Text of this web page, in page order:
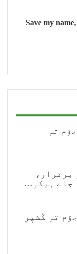
Save my
تہٕ
برقرار،
جاے ہیکہِ…
تہٕ کٔشیٖرِ